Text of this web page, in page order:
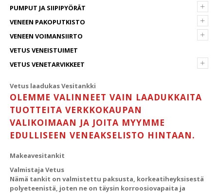
+
PUMPUT JA SIIPIPYÖRÄT
+
VENEEN PAKOPUTKISTO
+
VENEEN VOIMANSIIRTO
VETUS VENEISTUIMET
+
VETUS VENETARVIKKEET
Vetus laadukas Vesitankki
OLEMME VALINNEET VAIN LAADUKKAITA
TUOTTEITA VERKKOKAUPAN
VALIKOIMAAN JA JOITA MYYMME
EDULLISEEN VENEAKSELISTO HINTAAN.
Makeavesitankit
Valmistaja Vetus
Nämä tankit on valmistettu paksusta, korkeatiheyksisestä
polyeteenistä, joten ne on täysin korroosiovapaita ja